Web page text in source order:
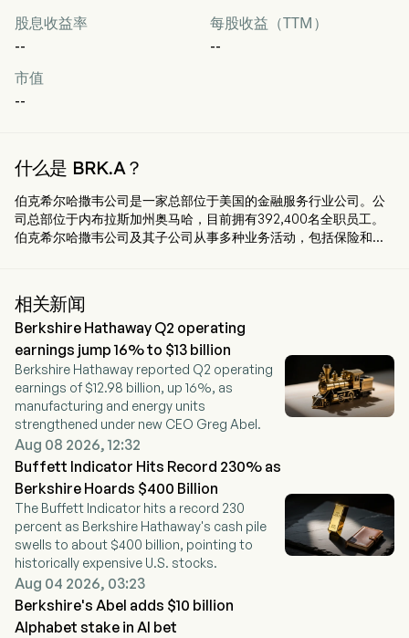
股息收益率
--
每股收益（TTM）
--
市值
--
什么是 BRK.A？
伯克希尔哈撒韦公司是一家总部位于美国的金融服务行业公司。公
司总部位于内布拉斯加州奥马哈，目前拥有392,400名全职员工。
伯克希尔哈撒韦公司及其子公司从事多种业务活动，包括保险和再
哈撒韦能源公司（BHE）、Pilot Travel Centers（Pilot）、制造、
麦克莱恩公司（McLane）以及服务和零售。保险部门包括
GEICO、伯克希尔哈撒韦主要集团和伯克希尔哈撒韦再保险集团。
BNSF部门包括北美铁路系统的运营。BHE部门提供受监管的电力和
天然气公用事业以及房地产经纪服务。制造部门生产各种产品，如
工业产品、消费品和建筑产品。McLane部门从事食品和非食品商品
的批发分销。Pilot部门是北美地区的旅行中心运营商，同时也是一
家批发燃料销售商。
相关新闻
Berkshire Hathaway Q2 operating
earnings jump 16% to $13 billion
Berkshire Hathaway reported Q2 operating
earnings of $12.98 billion, up 16%, as
manufacturing and energy units
strengthened under new CEO Greg Abel.
Aug 08 2026, 12:32
Buffett Indicator Hits Record 230% as
Berkshire Hoards $400 Billion
The Buffett Indicator hits a record 230
percent as Berkshire Hathaway's cash pile
swells to about $400 billion, pointing to
historically expensive U.S. stocks.
Aug 04 2026, 03:23
Berkshire's Abel adds $10 billion
Alphabet stake in AI bet